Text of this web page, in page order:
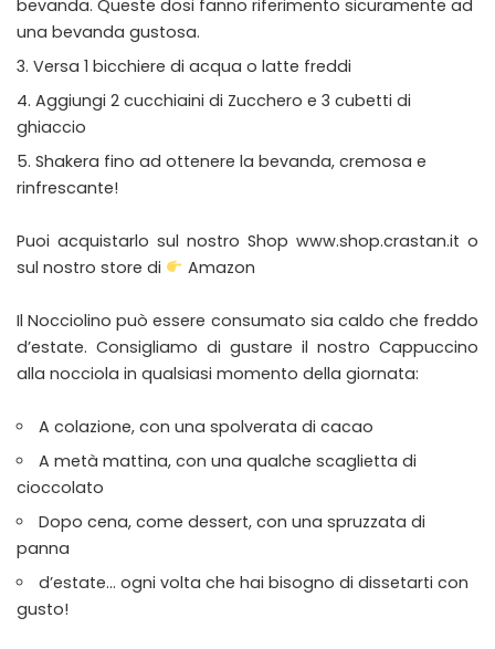
bevanda. Queste dosi fanno riferimento sicuramente ad
una bevanda gustosa.
Versa 1 bicchiere di acqua o latte freddi
Aggiungi 2 cucchiaini di Zucchero e 3 cubetti di
ghiaccio
Shakera fino ad ottenere la bevanda, cremosa e
rinfrescante!
Puoi acquistarlo sul nostro Shop www.shop.crastan.it o
sul nostro store di
Amazon
Il Nocciolino può essere consumato sia caldo che freddo
d’estate. Consigliamo di gustare il nostro Cappuccino
alla nocciola in qualsiasi momento della giornata:
A colazione, con una spolverata di cacao
A metà mattina, con una qualche scaglietta di
cioccolato
Dopo cena, come dessert, con una spruzzata di
panna
d’estate… ogni volta che hai bisogno di dissetarti con
gusto!